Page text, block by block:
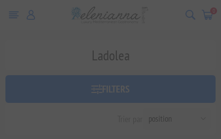
0
Ladolea
FILTERS